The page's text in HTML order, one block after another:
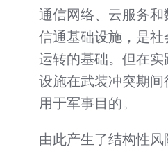
通信网络、云服务
信通基础设施，是
运转的基础。但在
设施在武装冲突期
用于军事目的。
由此产生了结构性